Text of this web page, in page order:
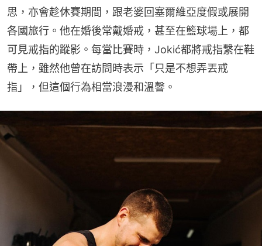
思，亦會趁休賽期間，跟老婆回塞爾維亞度假或展開
各國旅行。他在婚後常戴婚戒，甚至在籃球場上，都
可見戒指的蹤影。每當比賽時，Jokić都將戒指繫在鞋
帶上，雖然他曾在訪問時表示「只是不想弄丟戒
指」，但這個行為相當浪漫和溫韾。